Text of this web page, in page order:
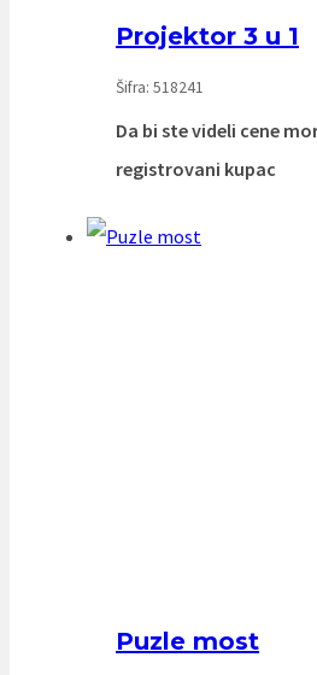
Projektor 3 u 1
Šifra: 518241
Da bi ste videli cene
registrovani kupac
Puzle most